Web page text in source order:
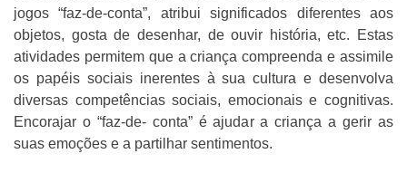
jogos “faz-de-conta”, atribui significados diferentes aos
objetos, gosta de desenhar, de ouvir história, etc. Estas
atividades permitem que a criança compreenda e assimile
os papéis sociais inerentes à sua cultura e desenvolva
diversas competências sociais, emocionais e cognitivas.
Encorajar o “faz-de- conta” é ajudar a criança a gerir as
suas emoções e a partilhar sentimentos.